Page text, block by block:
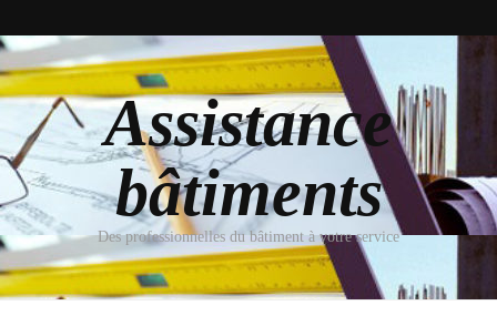
Assistance
bâtiments
Des professionnelles du bâtiment à votre service